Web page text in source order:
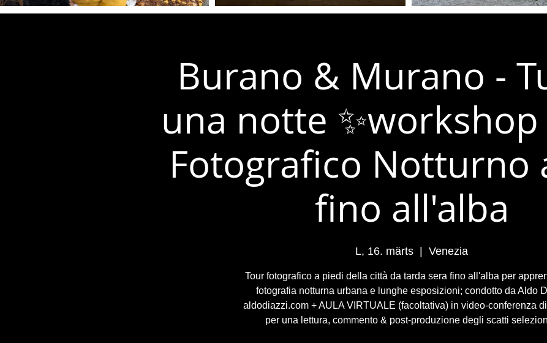
Burano & Murano -
una notte
Fotografico Notturno
fino all'alba
L, 16. märts Venezia
Tour fotografico a piedi della città da tarda sera fino all'alba per
fotografia notturna urbana e lunghe esposizioni; condotto da Aldo
aldodiazzi.com + AULA VIRTUALE (facoltativa) in video-conferenza
per una lettura, commento & post-produzione degli scatti